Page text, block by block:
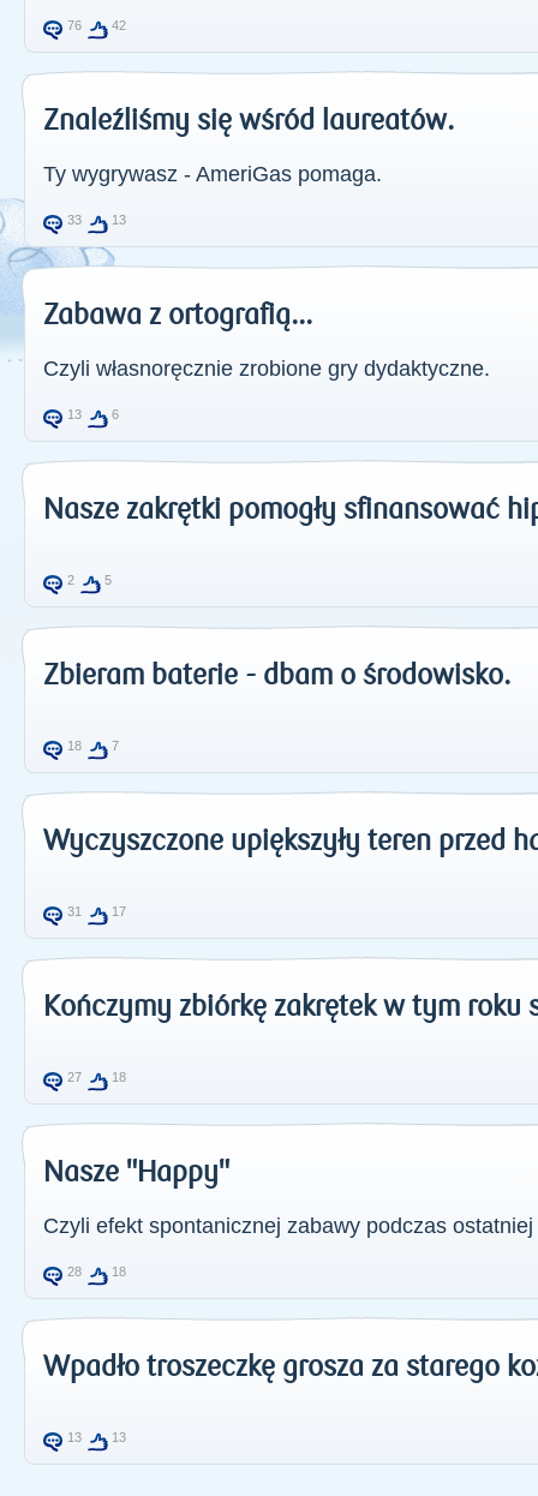
76 42
Znaleźliśmy się wśród laureatów.
Ty wygrywasz - AmeriGas pomaga.
33 13
Zabawa z ortografią...
Czyli własnoręcznie zrobione gry dydaktyczne.
13 6
Nasze zakrętki pomogły sfinansować
2 5
Zbieram baterie - dbam o środowisko.
18 7
Wyczyszczone upiększyły teren przed
31 17
Kończymy zbiórkę zakrętek w tym roku
27 18
Nasze "Happy"
Czyli efekt spontanicznej zabawy podczas
28 18
Wpadło troszeczkę grosza za starego
13 13